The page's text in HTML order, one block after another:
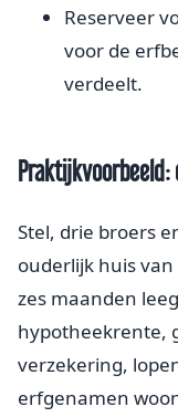
Reserveer
voor de
verdeelt.
Stel, drie broers
ouderlijk huis
zes maanden
hypotheekrente,
verzekering,
erfgenamen